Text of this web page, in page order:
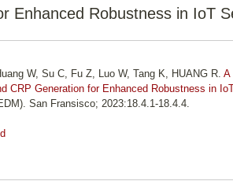
Enhanced Robustness in IoT
W, Su C, Fu Z, Luo W, Tang K, HUANG R. A
CRP Generation for Enhanced Robustness in
San Fransisco; 2023:18.4.1-18.4.4.